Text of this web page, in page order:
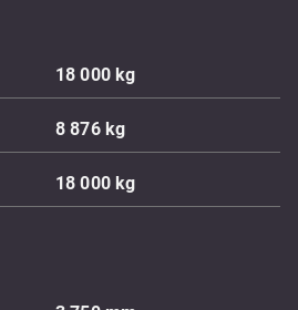
18 000kg
8 876 kg
18 000kg